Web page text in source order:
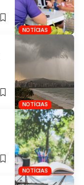
NOTÍCIAS
NOTÍCIAS
NOTÍCIAS